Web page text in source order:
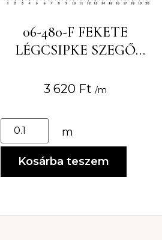
06-480-F FEKETE
LÉGCSIPKE SZEGŐ
3 620 Ft /m
m
Kosárba teszem